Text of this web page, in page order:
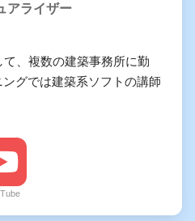
アライザー
、複数の建築事務所に勤
グでは建築系ソフトの講師